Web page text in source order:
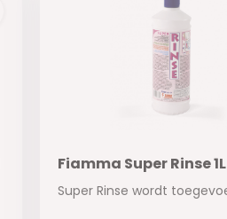
Fiamma Super Rinse 1L